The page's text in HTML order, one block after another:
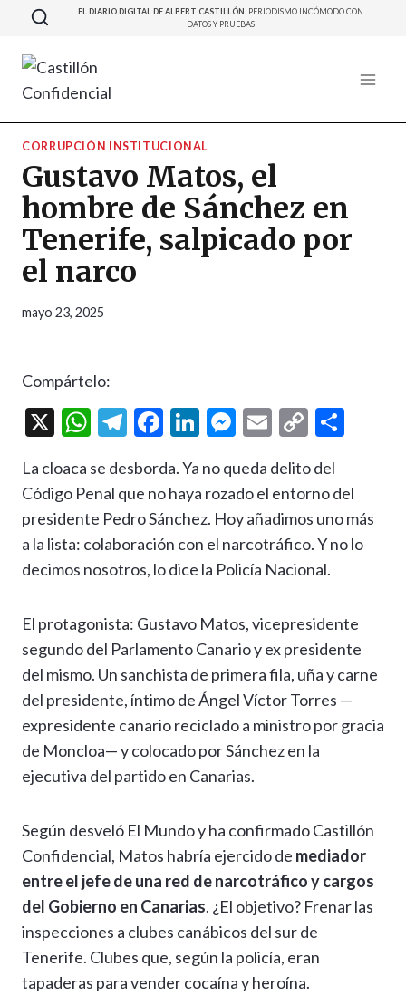
Saltar
contenido
EL DIARIO DIGITAL DE ALBERT CASTILLÓN. PERIODISMO INCÓMODO CON
DATOS Y PRUEBAS
CORRUPCIÓN INSTITUCIONAL
Gustavo Matos, el
hombre de Sánchez en
Tenerife, salpicado por
el narco
mayo 23, 2025
Compártelo:
X
W
at
s
A
p
T
e
gr
a
m
F
e
b
o
o
Li
ke
dI
n
M
se
n
g
er
E
ai
l
C
p
y
Li
n
m
p
ar
La cloaca se desborda. Ya no queda delito del
Código Penal que no haya rozado el entorno del
presidente Pedro Sánchez. Hoy añadimos uno más
a la lista: colaboración con el narcotráfico. Y no lo
decimos nosotros, lo dice la Policía Nacional.
El protagonista: Gustavo Matos, vicepresidente
segundo del Parlamento Canario y ex presidente
del mismo. Un sanchista de primera fila, uña y carne
del presidente, íntimo de Ángel Víctor Torres —
expresidente canario reciclado a ministro por gracia
de Moncloa— y colocado por Sánchez en la
ejecutiva del partido en Canarias.
Según desveló El Mundo y ha confirmado Castillón
Confidencial, Matos habría ejercido de mediador
entre el jefe de una red de narcotráfico y cargos
del Gobierno en Canarias. ¿El objetivo? Frenar las
inspecciones a clubes canábicos del sur de
Tenerife. Clubes que, según la policía, eran
tapaderas para vender cocaína y heroína.